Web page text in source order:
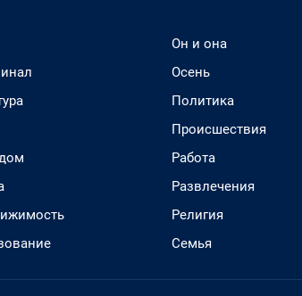
Он и она
Осень
Политика
Происшествия
Работа
Развлечения
Религия
Семья